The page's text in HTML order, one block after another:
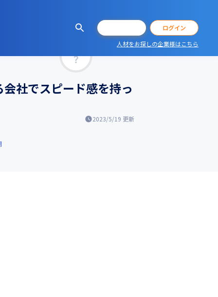
ログイン
人材をお探しの企業様はこちら
社でスピード感を持っ
2023/5/19 更新